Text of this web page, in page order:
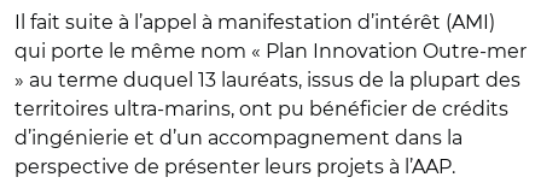
Il fait suite à l’appel à manifestation d’intérêt (AMI)
qui porte le même nom « Plan Innovation Outre-mer
» au terme duquel 13 lauréats, issus de la plupart des
territoires ultra-marins, ont pu bénéficier de crédits
d’ingénierie et d’un accompagnement dans la
perspective de présenter leurs projets à l’AAP.